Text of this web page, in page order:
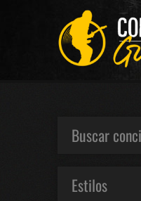
Buscar
Estilos